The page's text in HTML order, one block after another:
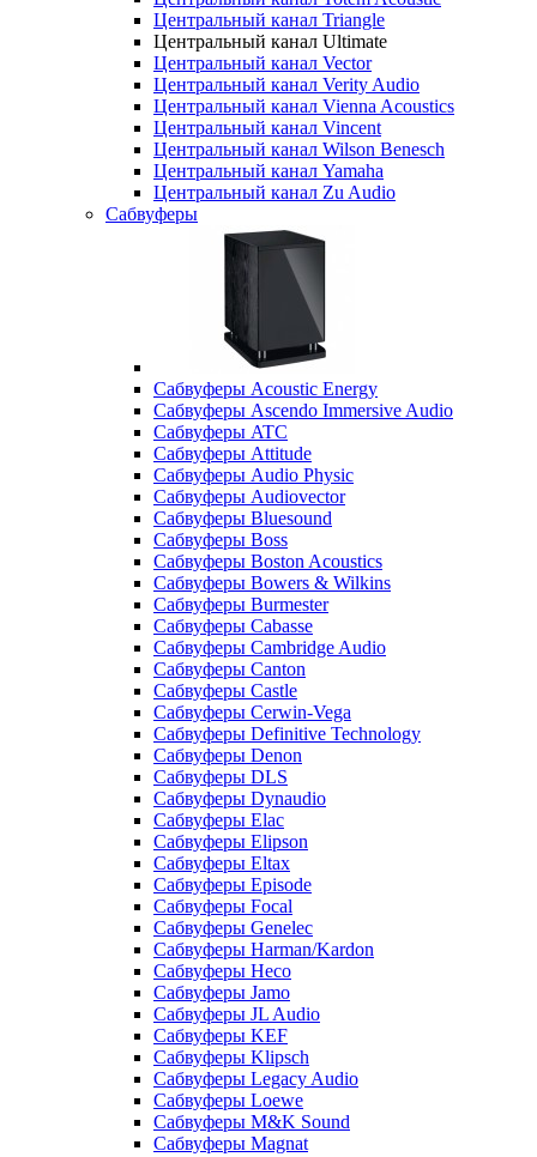
Центральный канал Triangle
Центральный канал Ultimate
Центральный канал Vector
Центральный канал Verity Audio
Центральный канал Vienna Acoustics
Центральный канал Vincent
Центральный канал Wilson Benesch
Центральный канал Yamaha
Центральный канал Zu Audio
Сабвуферы
Сабвуферы Acoustic Energy
Сабвуферы Ascendo Immersive Audio
Сабвуферы ATC
Сабвуферы Attitude
Сабвуферы Audio Physic
Сабвуферы Audiovector
Сабвуферы Bluesound
Сабвуферы Boss
Сабвуферы Boston Acoustics
Сабвуферы Bowers & Wilkins
Сабвуферы Burmester
Сабвуферы Cabasse
Сабвуферы Cambridge Audio
Сабвуферы Canton
Сабвуферы Castle
Сабвуферы Cerwin-Vega
Сабвуферы Definitive Technology
Сабвуферы Denon
Сабвуферы DLS
Сабвуферы Dynaudio
Сабвуферы Elac
Сабвуферы Elipson
Сабвуферы Eltax
Сабвуферы Episode
Сабвуферы Focal
Сабвуферы Genelec
Сабвуферы Harman/Kardon
Сабвуферы Heco
Сабвуферы Jamo
Сабвуферы JL Audio
Сабвуферы KEF
Сабвуферы Klipsch
Сабвуферы Legacy Audio
Сабвуферы Loewe
Сабвуферы M&K Sound
Сабвуферы Magnat